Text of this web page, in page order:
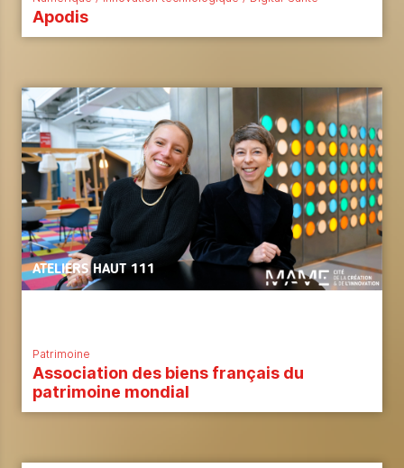
Apodis
ATELIERS HAUT 111
Patrimoine
Association des biens français du
patrimoine mondial